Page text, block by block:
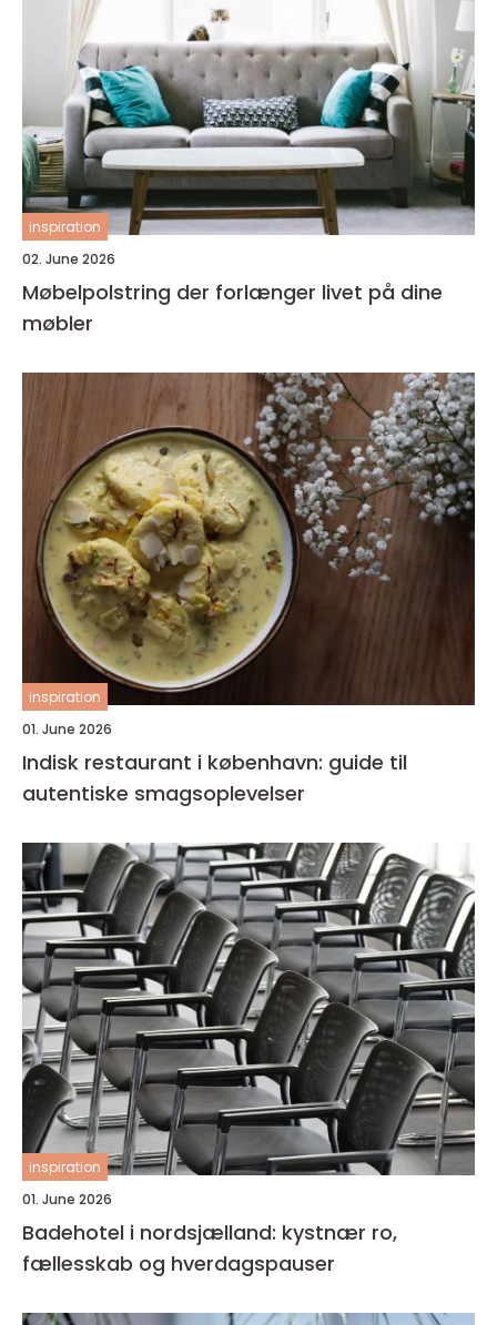
inspiration
02. June 2026
Møbelpolstring der forlænger livet på dine
møbler
inspiration
01. June 2026
Indisk restaurant i københavn: guide til
autentiske smagsoplevelser
inspiration
01. June 2026
Badehotel i nordsjælland: kystnær ro,
fællesskab og hverdagspauser